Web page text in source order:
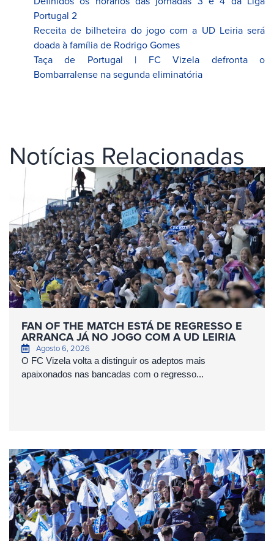
Portugal 2
Receita de bilheteira do jogo com a UD Leiria será
doada à família de Rodrigo Gomes
Taça de Portugal | FC Vizela defronta o
Bombarralense na segunda eliminatória
Notícias Relacionadas
FAN OF THE MATCH ESTÁ DE REGRESSO E
ARRANCA JÁ NO JOGO COM A UD LEIRIA
Agosto 6, 2026
O FC Vizela volta a distinguir os adeptos mais
apaixonados nas bancadas com o regresso...